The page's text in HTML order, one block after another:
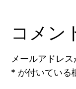
コメン
メールアドレ
* が付いている